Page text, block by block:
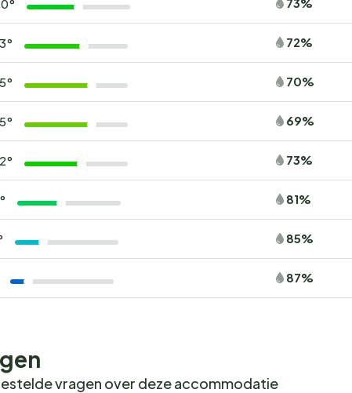
72%
70%
69%
73%
81%
85%
87%
vragen over deze accommodatie